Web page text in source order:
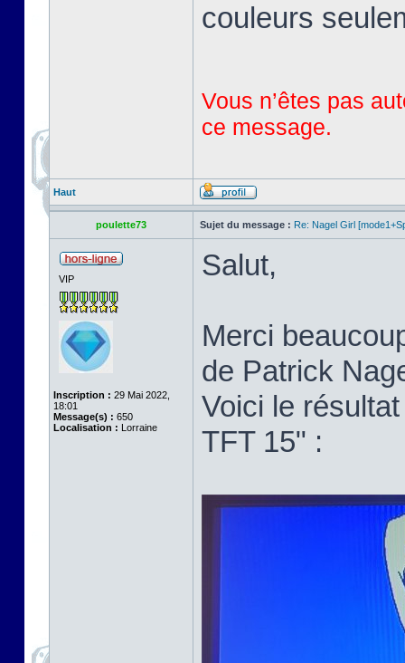
couleurs
Vous n’êtes pas
ce message.
Haut
poulette73 Sujet du message : Re: Nagel Girl
VIP
Inscription : 29 Mai 2022,
18:01
Message(s) : 650
Localisation : Lorraine
Salut,
Merci
de Patrick
Voici le
TFT 15" :